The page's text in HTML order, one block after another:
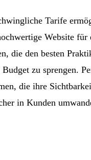
Tarife
Website für
die den besten
Budget zu sprengen.
die ihre
in Kunden